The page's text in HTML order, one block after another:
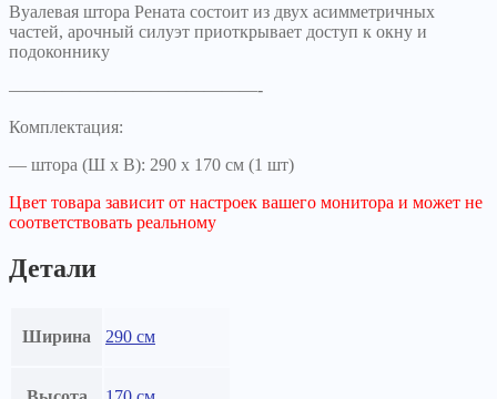
Вуалевая штора Рената состоит из двух асимметричных
частей, арочный силуэт приоткрывает доступ к окну и
подоконнику
——————————————-
Комплектация:
— штора (Ш х В): 290 х 170 см (1 шт)
Цвет товара зависит от настроек вашего монитора и может не
соответствовать реальному
Детали
Ширина 290 см